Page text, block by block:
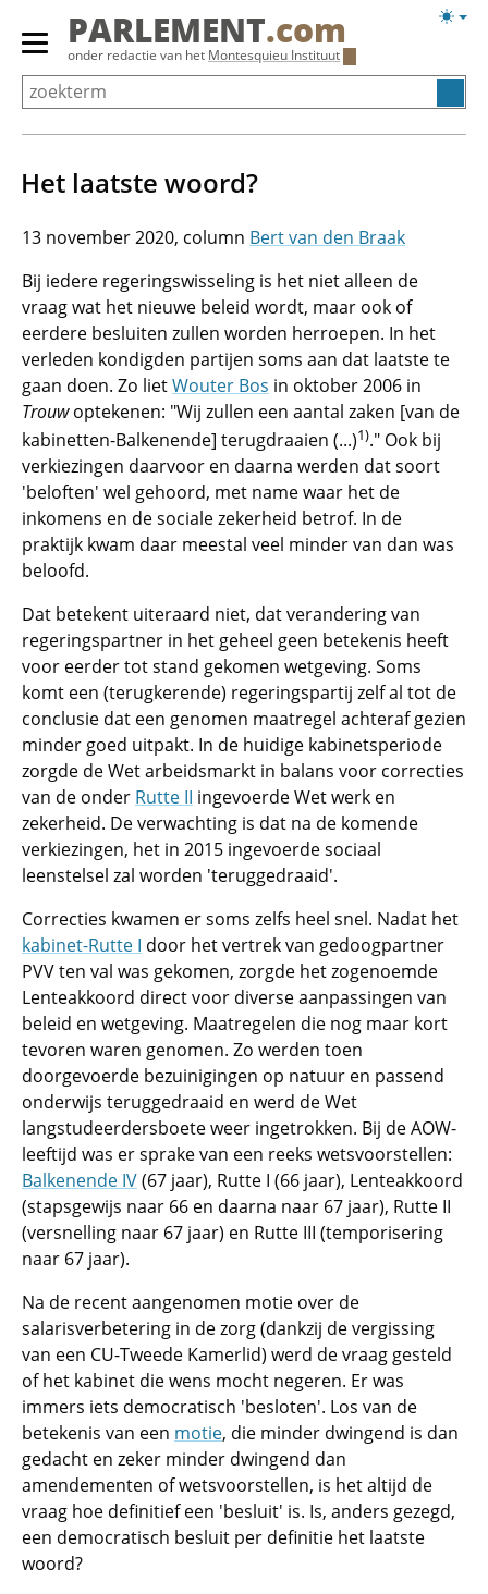
Overslaan
Primair
menu
tonen/verbergen
PARLEMENT.com
onder redactie van het Montesquieu Instituut
Het laatste woord?
13 november 2020
Bert van den Braak
Bij iedere regeringswisseling is het niet alleen de
vraag wat het nieuwe beleid wordt, maar ook of
eerdere besluiten zullen worden herroepen. In het
verleden kondigden partijen soms aan dat laatste te
gaan doen. Zo lietWouter Bos in oktober 2006 in
Trouwoptekenen: "Wij zullen een aantal zaken [van de
kabinetten-Balkenende] terugdraaien (...)1)." Ook bij
verkiezingen daarvoor en daarna werden dat soort
'beloften' wel gehoord, met name waar het de
inkomens en de sociale zekerheid betrof. In de
praktijk kwam daar meestal veel minder van dan was
beloofd.
Dat betekent uiteraard niet, dat verandering van
regeringspartner in het geheel geen betekenis heeft
voor eerder tot stand gekomen wetgeving. Soms
komt een (terugkerende) regeringspartij zelf al tot de
conclusie dat een genomen maatregel achteraf gezien
minder goed uitpakt. In de huidige kabinetsperiode
zorgde de Wet arbeidsmarkt in balans voor correcties
van de onder Rutte II ingevoerde Wet werk en
zekerheid. De verwachting is dat na de komende
verkiezingen, het in 2015 ingevoerde sociaal
leenstelsel zal worden 'teruggedraaid'.
Correcties kwamen er soms zelfs heel snel. Nadat het
kabinet-Rutte I door het vertrek van gedoogpartner
PVV ten val was gekomen, zorgde het zogenoemde
Lenteakkoord direct voor diverse aanpassingen van
beleid en wetgeving. Maatregelen die nog maar kort
tevoren waren genomen. Zo werden toen
doorgevoerde bezuinigingen op natuur en passend
onderwijs teruggedraaid en werd de Wet
langstudeerdersboete weer ingetrokken. Bij de AOW-
leeftijd was er sprake van een reeks wetsvoorstellen:
Balkenende IV(67 jaar), Rutte I (66 jaar), Lenteakkoord
(stapsgewijs naar 66 en daarna naar 67 jaar), Rutte II
(versnelling naar 67 jaar) en Rutte III (temporisering
naar 67 jaar).
Na de recent aangenomen motie over de
salarisverbetering in de zorg (dankzij de vergissing
van een CU-Tweede Kamerlid) werd de vraag gesteld
of het kabinet die wens mocht negeren. Er was
immers iets democratisch 'besloten'. Los van de
betekenis van een motie, die minder dwingend is dan
gedacht en zeker minder dwingend dan
amendementen of wetsvoorstellen, is het altijd de
vraag hoe definitief een 'besluit' is. Is, anders gezegd,
een democratisch besluit per definitie het laatste
woord?